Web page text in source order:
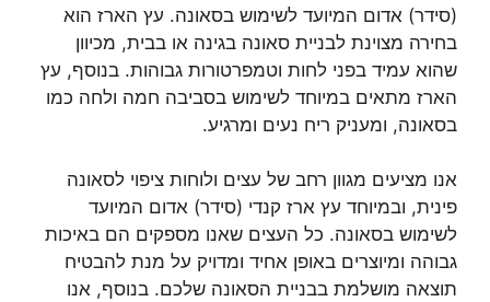
(סידר) אדום המיועד לשימוש בסאונה. עץ הארז הוא
בחירה מצוינת לבניית סאונה בגינה או בבית, מכיוון
שהוא עמיד בפני לחות וטמפרטורות גבוהות. בנוסף, עץ
הארז מתאים במיוחד לשימוש בסביבה חמה ולחה כמו
בסאונה, ומעניק ריח נעים ומרגיע.
אנו מציעים מגוון רחב של עצים ולוחות ציפוי לסאונה
פינית, ובמיוחד עץ ארז קנדי (סידר) אדום המיועד
לשימוש בסאונה. כל העצים שאנו מספקים הם באיכות
גבוהה ומיוצרים באופן אחיד ומדויק על מנת להבטיח
תוצאה מושלמת בבניית הסאונה שלכם. בנוסף, אנו